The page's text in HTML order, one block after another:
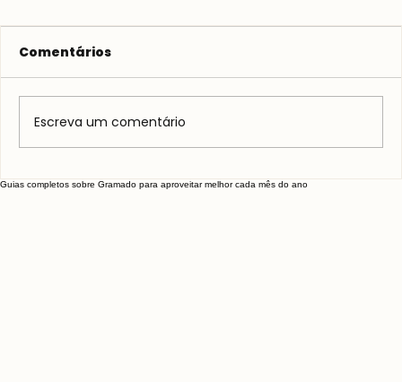
Vitivinícola Jolimont: Vale a pena?
Comentários
Escreva um comentário
Guias completos sobre Gramado para aproveitar melhor cada mês do ano